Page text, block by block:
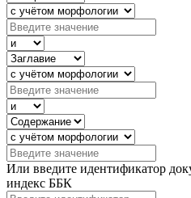
Или введите идентификатор
индекс ББК